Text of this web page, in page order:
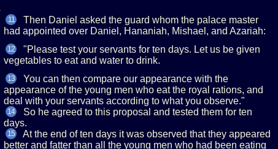
11
Then Daniel asked the guard whom the palace master
had appointed over Daniel, Hananiah, Mishael, and Azariah:
12
"Please test your servants for ten days. Let us be given
vegetables to eat and water to drink.
13
You can then compare our appearance with the
appearance of the young men who eat the royal rations, and
deal with your servants according to what you observe."
14
So he agreed to this proposal and tested them for ten
days.
15
At the end of ten days it was observed that they appeared
better and fatter than all the young men who had been eating